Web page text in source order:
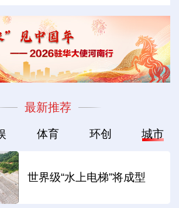
最新推荐
体育 环创 城市
世界级“水上电梯”将成型